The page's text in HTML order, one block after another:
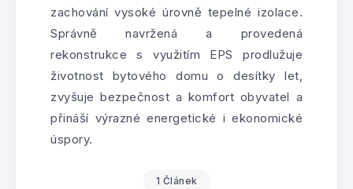
zachování vysoké úrovně tepelné izolace.
Správně navržená a provedená
rekonstrukce s využitím EPS prodlužuje
životnost bytového domu o desítky let,
zvyšuje bezpečnost a komfort obyvatel a
přináší výrazné energetické i ekonomické
úspory.
1 Článek